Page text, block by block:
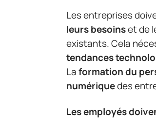
Les entreprises
leurs besoinset de
existants. Cela
tendances
Laformation du
numériquedes
Les employés